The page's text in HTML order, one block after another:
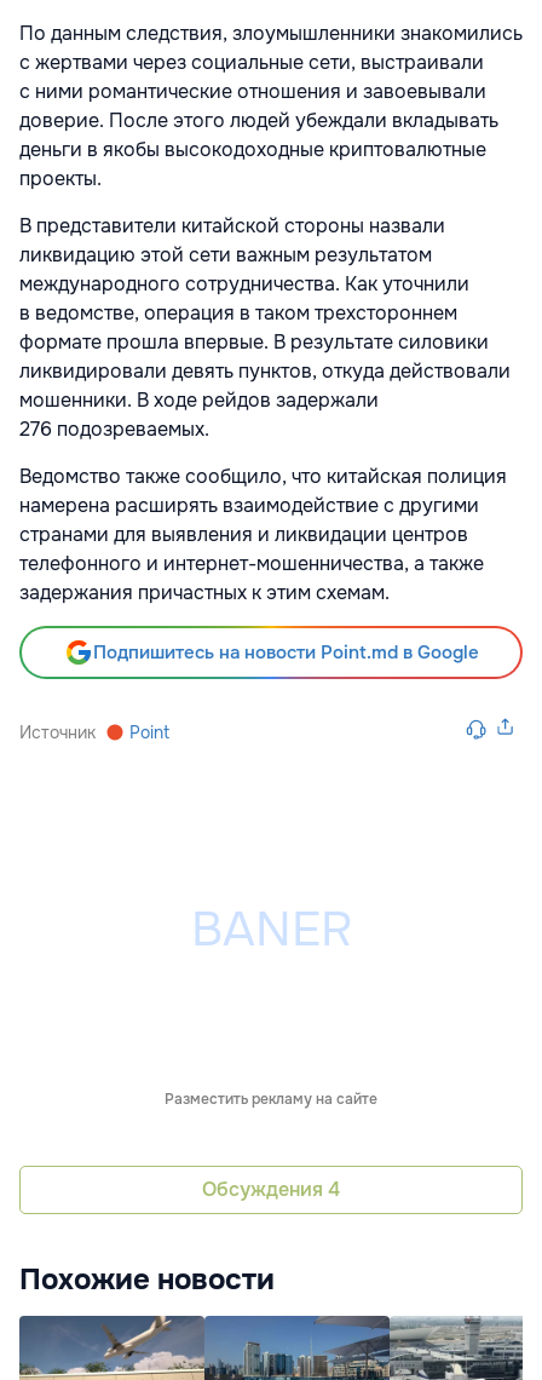
По данным следствия, злоумышленники знакомились
с жертвами через социальные сети, выстраивали
с ними романтические отношения и завоевывали
доверие. После этого людей убеждали вкладывать
деньги в якобы высокодоходные криптовалютные
проекты.
В представители китайской стороны назвали
ликвидацию этой сети важным результатом
международного сотрудничества. Как уточнили
в ведомстве, операция в таком трехстороннем
формате прошла впервые. В результате силовики
ликвидировали девять пунктов, откуда действовали
мошенники. В ходе рейдов задержали
276 подозреваемых.
Ведомство также сообщило, что китайская полиция
намерена расширять взаимодействие с другими
странами для выявления и ликвидации центров
телефонного и интернет-мошенничества, а также
задержания причастных к этим схемам.
Подпишитесь на новости Point.md в Google
Источник Point
Разместить рекламу на сайте
Обсуждения 4
Похожие новости